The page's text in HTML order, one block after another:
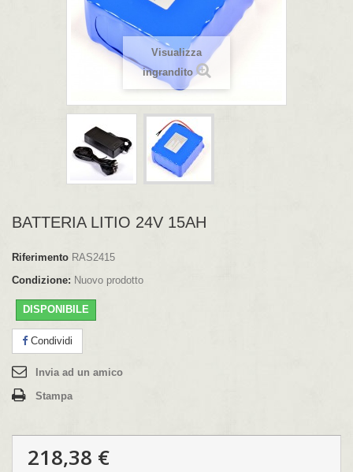
Visualizza
ingrandito
BATTERIA LITIO 24V 15AH
Riferimento RAS2415
Condizione: Nuovo prodotto
DISPONIBILE
Condividi
Invia ad un amico
Stampa
218,38 €